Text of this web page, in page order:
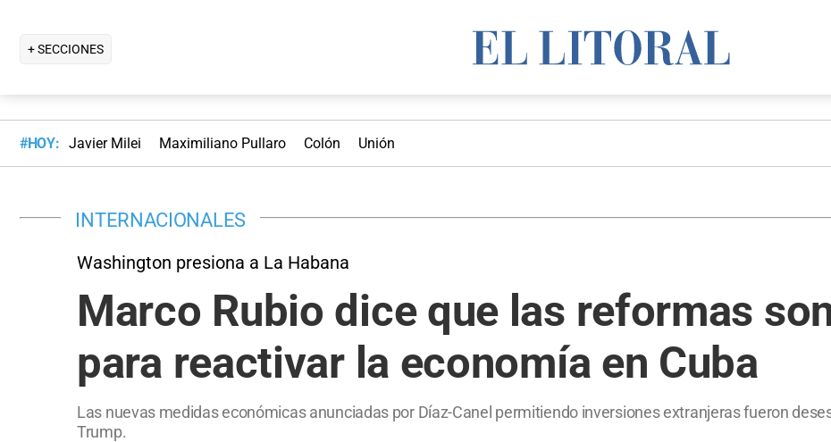
+ SECCIONES
#HOY: Javier Milei Maximiliano Pullaro Colón Unión
INTERNACIONALES
Washington presiona a La Habana
Marco Rubio dice que las reformas
para reactivar la economía en Cuba
Las nuevas medidas económicas anunciadas por Díaz-Canel permitiendo inversiones extranjeras fueron
Trump.